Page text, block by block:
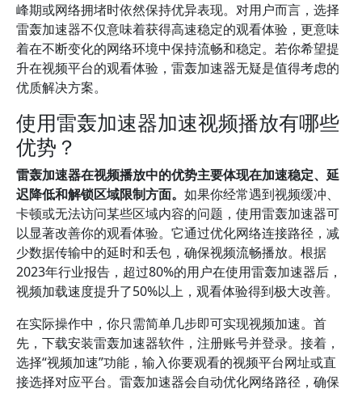
峰期或网络拥堵时依然保持优异表现。对用户而言，选择
雷轰加速器不仅意味着获得高速稳定的观看体验，更意味
着在不断变化的网络环境中保持流畅和稳定。若你希望提
升在视频平台的观看体验，雷轰加速器无疑是值得考虑的
优质解决方案。
使用雷轰加速器加速视频播放有哪些
优势？
雷轰加速器在视频播放中的优势主要体现在加速稳定、延
迟降低和解锁区域限制方面。 如果你经常遇到视频缓冲、
卡顿或无法访问某些区域内容的问题，使用雷轰加速器可
以显著改善你的观看体验。它通过优化网络连接路径，减
少数据传输中的延时和丢包，确保视频流畅播放。根据
2023年行业报告，超过80%的用户在使用雷轰加速器后，
视频加载速度提升了50%以上，观看体验得到极大改善。
在实际操作中，你只需简单几步即可实现视频加速。首
先，下载安装雷轰加速器软件，注册账号并登录。接着，
选择“视频加速”功能，输入你要观看的视频平台网址或直
接选择对应平台。雷轰加速器会自动优化网络路径，确保